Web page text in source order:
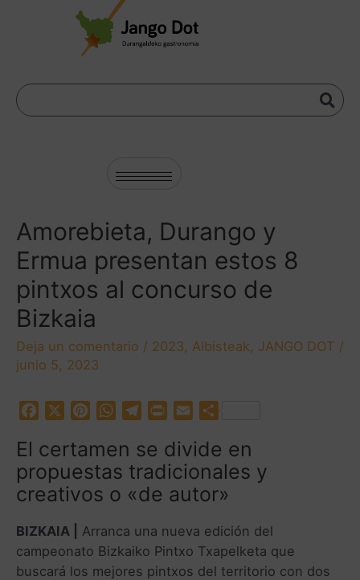
Amorebieta, Durango y
Ermua presentan estos 8
pintxos al concurso de
Bizkaia
Deja un comentario / 2023, Albisteak, JANGO DOT /
junio 5, 2023
c
e
b
o
k
n
t
e
e
s
t
W
a
t
s
p
p
l
e
g
a
m
i
n
t
a
i
l
m
p
a
t
i
r
El certamen se divide en
propuestas tradicionales y
creativos o «de autor»
BIZKAIA |
Arranca una nueva edición del
campeonato Bizkaiko Pintxo Txapelketa que
buscará los mejores pintxos del territorio con dos